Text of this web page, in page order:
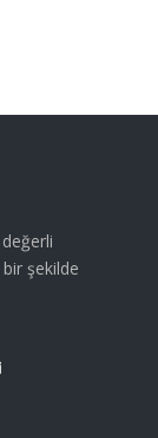
değerli
şekilde